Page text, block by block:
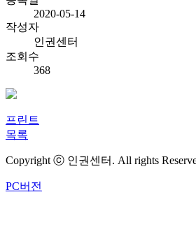
2020-05-14
작성자
인권센터
조회수
368
프린트
목록
Copyright ⓒ 인권센터. All rights
PC버전